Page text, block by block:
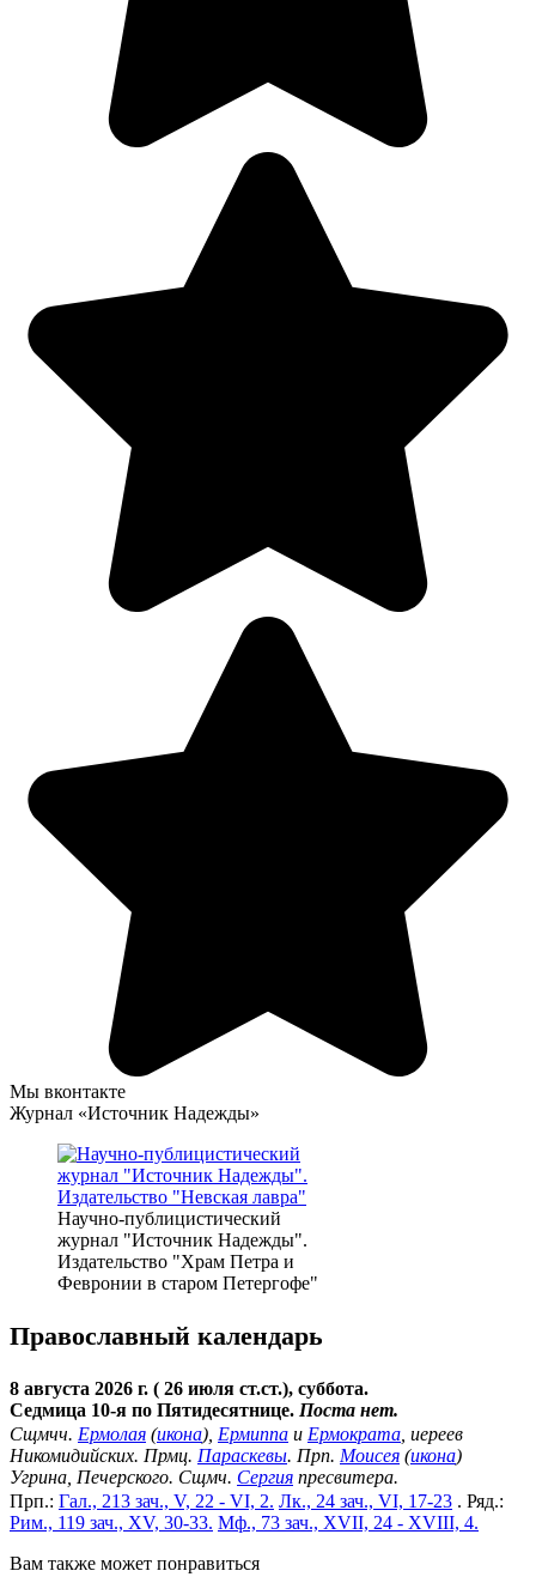
Мы вконтакте
Журнал «Источник Надежды»
Научно-публицистический
журнал "Источник Надежды".
Издательство "Храм Петра и
Февронии в старом Петергофе"
Православный календарь
8 августа 2026 г. ( 26 июля ст.ст.), суббота.
Седмица 10-я по Пятидесятнице. Поста нет.
Сщмчч. Ермолая (икона), Ермиппа и Ермократа , иереев
Никомидийских. Прмц. Параскевы. Прп. Моисея (икона)
Угрина, Печерского. Сщмч. Сергия пресвитера.
Прп.: Гал., 213 зач., V, 22 - VI, 2. Лк., 24 зач., VI, 17-23 . Ряд.:
Рим., 119 зач., XV, 30-33. Мф., 73 зач., XVII, 24 - XVIII, 4.
Вам также может понравиться